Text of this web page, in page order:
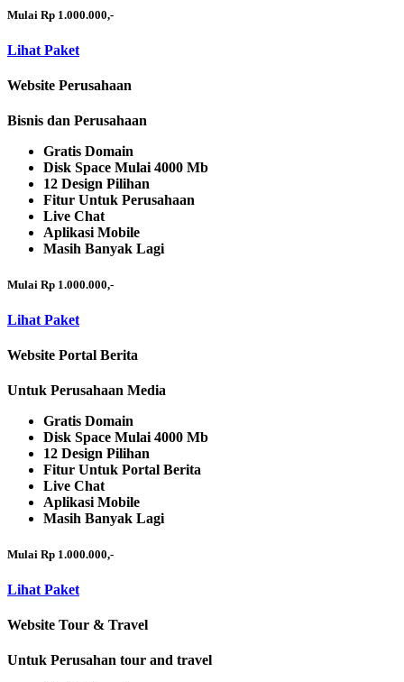
Mulai Rp 1.000.000,-
Lihat Paket
Website Perusahaan
Bisnis dan Perusahaan
Gratis Domain
Disk Space Mulai 4000 Mb
12 Design Pilihan
Fitur Untuk Perusahaan
Live Chat
Aplikasi Mobile
Masih Banyak Lagi
Mulai Rp 1.000.000,-
Lihat Paket
Website Portal Berita
Untuk Perusahaan Media
Gratis Domain
Disk Space Mulai 4000 Mb
12 Design Pilihan
Fitur Untuk Portal Berita
Live Chat
Aplikasi Mobile
Masih Banyak Lagi
Mulai Rp 1.000.000,-
Lihat Paket
Website Tour & Travel
Untuk Perusahan tour and travel